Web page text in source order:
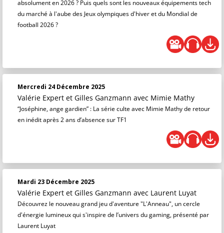
absolument en 2026 ? Puis quels sont les nouveaux équipements tech
du marché à l'aube des Jeux olympiques d'hiver et du Mondial de
football 2026 ?
Mercredi 24 Décembre 2025
Valérie Expert et Gilles Ganzmann avec Mimie Mathy
“Joséphine, ange gardien” : La série culte avec Mimie Mathy de retour
en inédit après 2 ans d’absence sur TF1
Mardi 23 Décembre 2025
Valérie Expert et Gilles Ganzmann avec Laurent Luyat
Découvrez le nouveau grand jeu d'aventure "L'Anneau", un cercle
d'énergie lumineux qui s'inspire de l’univers du gaming, présenté par
Laurent Luyat